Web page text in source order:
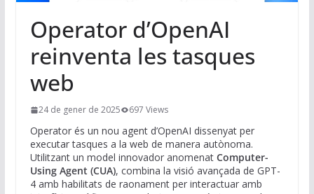
Operator d’OpenAI
reinventa les tasques
web
24 de gener de 2025 697 Views
Operator és un nou agent d’OpenAI dissenyat per
executar tasques a la web de manera autònoma.
Utilitzant un model innovador anomenat Computer-
Using Agent (CUA), combina la visió avançada de GPT-
4 amb habilitats de raonament per interactuar amb